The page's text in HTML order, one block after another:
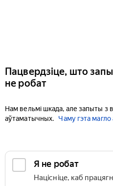
Пацвердзіце, што
не робат
Нам вельмі шкада, але запыты
аўтаматычных.
Чаму гэта
Я не робат
Націсніце, каб